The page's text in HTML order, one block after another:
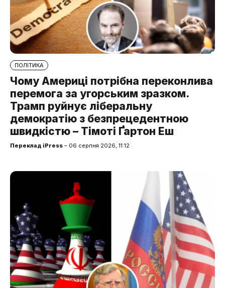
ПОЛІТИКА
Чому Америці потрібна переконлива
перемога за угорським зразком.
Трамп руйнує ліберальну
демократію з безпрецедентною
швидкістю – Тімоті Ґартон Еш
Переклад iPress – 06 серпня 2026, 11:12